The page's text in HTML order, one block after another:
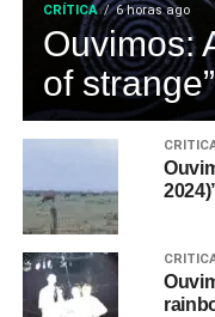
CRÍTICA 6 horas ago
Ouvimos:
of strange”